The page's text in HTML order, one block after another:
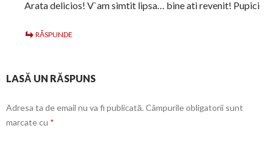
Arata delicios! V`am simtit lipsa… bine ati revenit! Pupici
RĂSPUNDE
LASĂ UN RĂSPUNS
Adresa ta de email nu va fi publicată. Câmpurile obligatorii sunt
marcate cu *